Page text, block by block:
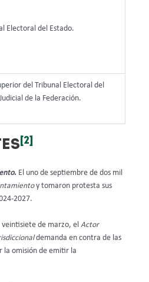
Electoral del Estado.
del Tribunal Electoral del
de la Federación.
[2]
. El uno de septiembre de dos mil
y tomaron protesta sus
2027.
veintisiete de marzo, el Actor
demanda en contra de las
la omisión de emitir la